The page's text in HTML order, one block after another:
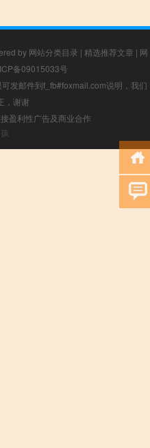
by 网站分类目录 | 精选推荐文章 | 网
备09015033号
发邮件到f_fb#foxmail.com说明，我们
，谢谢
盈利性广告及商业合作